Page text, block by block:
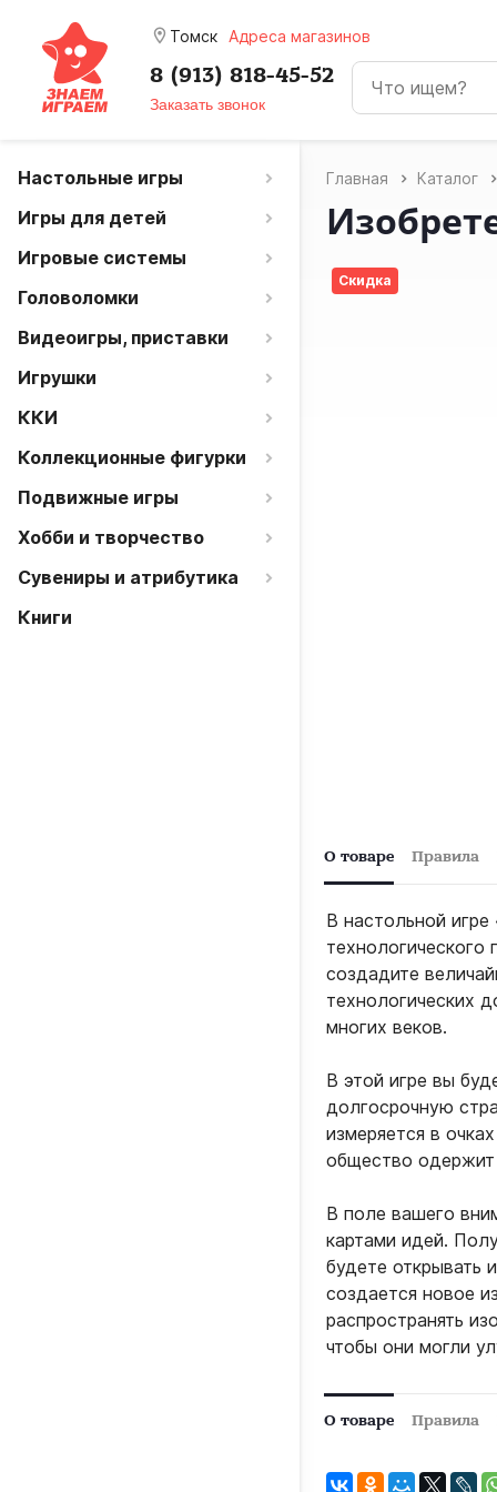
room Томск Адреса магазинов
8 (913) 818-45-52
Заказать звонок
Настольные игры
Игры для детей
Игровые системы
Головоломки
Видеоигры, приставки
Игрушки
ККИ
Коллекционные фигурки
Подвижные игры
Хобби и творчество
Сувениры и атрибутика
Книги
Главная Каталог
Скидка
О товаре Правила
В настольной
создадите
технологических
многих веков.
В этой игре вы
долгосрочную
измеряется в
общество
В поле вашего
картами идей.
будете открывать
создается новое
распространять
чтобы они могли
О товаре Правила